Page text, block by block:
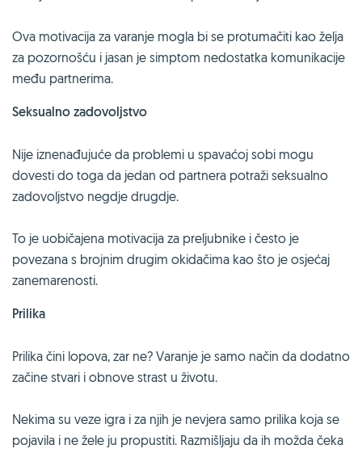
Ova motivacija za varanje mogla bi se protumačiti kao želja
za pozornošću i jasan je simptom nedostatka komunikacije
među partnerima.
Seksualno zadovoljstvo
Nije iznenađujuće da problemi u spavaćoj sobi mogu
dovesti do toga da jedan od partnera potraži seksualno
zadovoljstvo negdje drugdje.
To je uobičajena motivacija za preljubnike i često je
povezana s brojnim drugim okidačima kao što je osjećaj
zanemarenosti.
Prilika
Prilika čini lopova, zar ne? Varanje je samo način da dodatno
začine stvari i obnove strast u životu.
Nekima su veze igra i za njih je nevjera samo prilika koja se
pojavila i ne žele ju propustiti. Razmišljaju da ih možda čeka